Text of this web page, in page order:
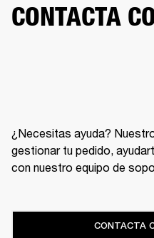
CONTACTA
¿Necesitas ayuda?
gestionar tu pedido,
con nuestro equipo de
CONTACTA